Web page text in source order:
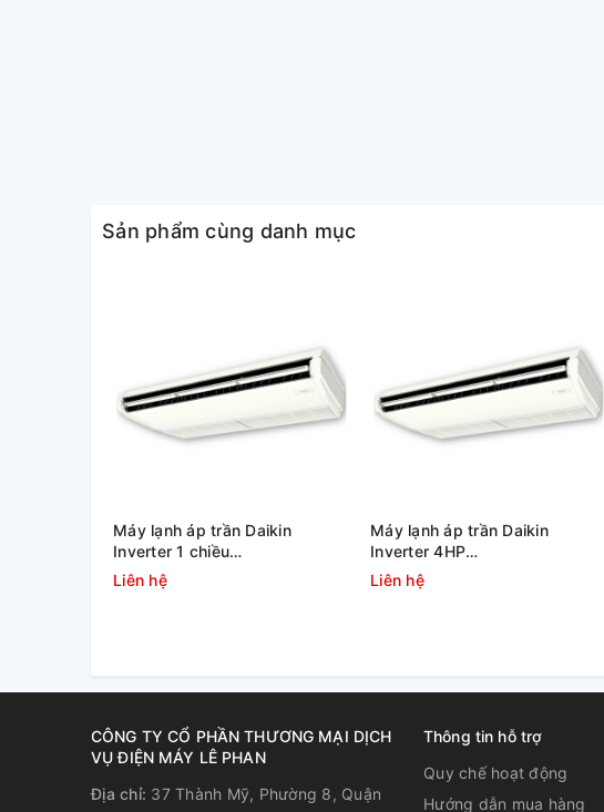
Sản phẩm cùng danh mục
Máy lạnh áp trần Daikin
Inverter 1 chiều
FHFC125EV1/RZFC125EY1
Liên hệ
Máy lạnh áp trần Daikin
Inverter 4HP
FHFC100EV1/RZFC100EY1
Liên hệ
CÔNG TY CỔ PHẦN THƯƠNG MẠI DỊCH
VỤ ĐIỆN MÁY LÊ PHAN
Địa chỉ: 37 Thành Mỹ, Phường 8, Quận
Thông tin hỗ trợ
Quy chế hoạt động
Hướng dẫn mua hàng